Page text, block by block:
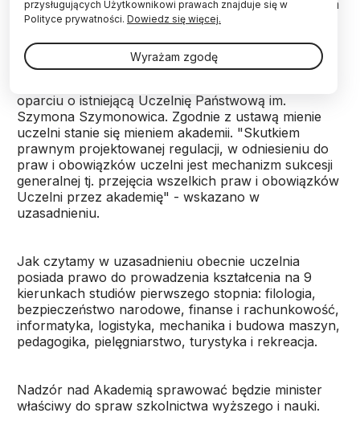
utworzeniu Akademii Zamojskiej przygotowała grupa
posłów PiS.
Ustawa przewiduje utworzenie z dniem 1 września
oparciu o istniejącą Uczelnię Państwową im.
Szymona Szymonowica. Zgodnie z ustawą mienie
uczelni stanie się mieniem akademii. "Skutkiem
prawnym projektowanej regulacji, w odniesieniu do
praw i obowiązków uczelni jest mechanizm sukcesji
generalnej tj. przejęcia wszelkich praw i obowiązków
Uczelni przez akademię" - wskazano w
uzasadnieniu.
Jak czytamy w uzasadnieniu obecnie uczelnia
posiada prawo do prowadzenia kształcenia na 9
kierunkach studiów pierwszego stopnia: filologia,
bezpieczeństwo narodowe, finanse i rachunkowość,
informatyka, logistyka, mechanika i budowa maszyn,
pedagogika, pielęgniarstwo, turystyka i rekreacja.
Nadzór nad Akademią sprawować będzie minister
właściwy do spraw szkolnictwa wyższego i nauki.
przysługujących Użytkownikowi prawach znajduje się w
Polityce prywatności. Dowiedz się więcej.
Wyrażam zgodę